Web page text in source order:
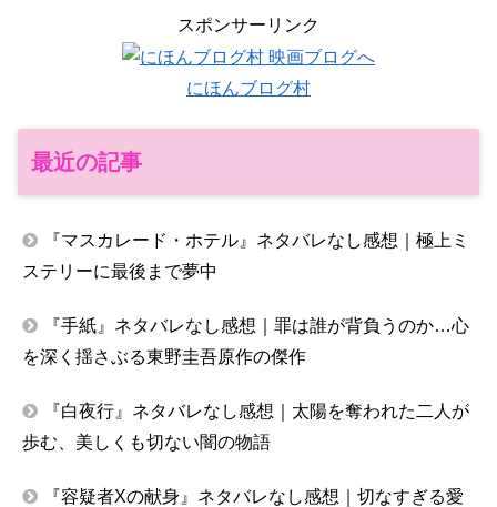
スポンサーリンク
にほんブログ村
最近の記事
『マスカレード・ホテル』ネタバレなし感想｜極上ミ
ステリーに最後まで夢中
『手紙』ネタバレなし感想｜罪は誰が背負うのか…心
を深く揺さぶる東野圭吾原作の傑作
『白夜行』ネタバレなし感想｜太陽を奪われた二人が
歩む、美しくも切ない闇の物語
『容疑者Xの献身』ネタバレなし感想｜切なすぎる愛